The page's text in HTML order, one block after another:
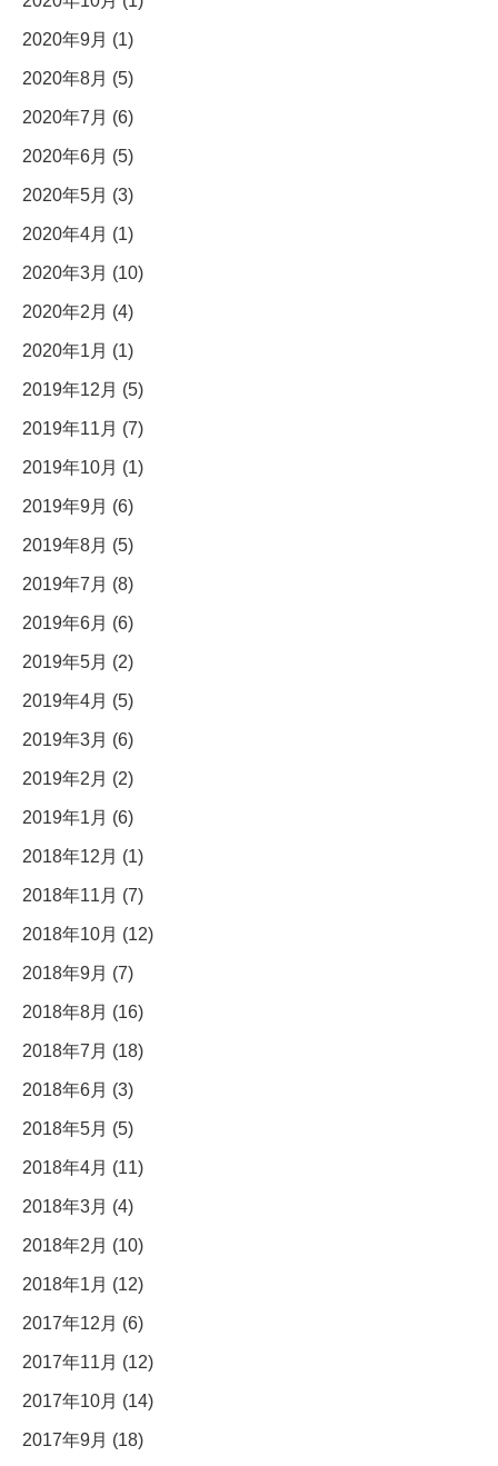
2020年9月 (1)
2020年8月 (5)
2020年7月 (6)
2020年6月 (5)
2020年5月 (3)
2020年4月 (1)
2020年3月 (10)
2020年2月 (4)
2020年1月 (1)
2019年12月 (5)
2019年11月 (7)
2019年10月 (1)
2019年9月 (6)
2019年8月 (5)
2019年7月 (8)
2019年6月 (6)
2019年5月 (2)
2019年4月 (5)
2019年3月 (6)
2019年2月 (2)
2019年1月 (6)
2018年12月 (1)
2018年11月 (7)
2018年10月 (12)
2018年9月 (7)
2018年8月 (16)
2018年7月 (18)
2018年6月 (3)
2018年5月 (5)
2018年4月 (11)
2018年3月 (4)
2018年2月 (10)
2018年1月 (12)
2017年12月 (6)
2017年11月 (12)
2017年10月 (14)
2017年9月 (18)